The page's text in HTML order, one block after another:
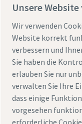
Online-
Allgemeine
Atlas Copco Tools
Atlas Copco IAS
Atlas Copco EPS
Unsere
Wir verwenden
Website korrekt
verbessern und
Sie haben die
erlauben Sie nur
verwalten Sie Ihre
dass einige
vorgesehen